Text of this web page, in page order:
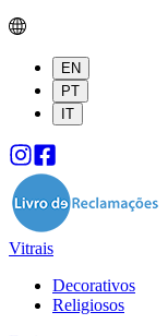
EN
PT
IT
Vitrais
Decorativos
Religiosos